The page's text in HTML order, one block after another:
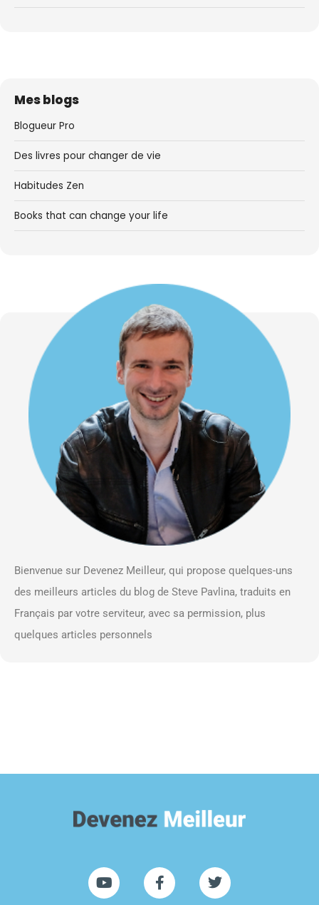
Mes blogs
Blogueur Pro
Des livres pour changer de vie
Habitudes Zen
Books that can change your life
Bienvenue sur Devenez Meilleur, qui propose quelques-uns
des meilleurs articles du blog de Steve Pavlina, traduits en
Français par votre serviteur, avec sa permission, plus
quelques articles personnels